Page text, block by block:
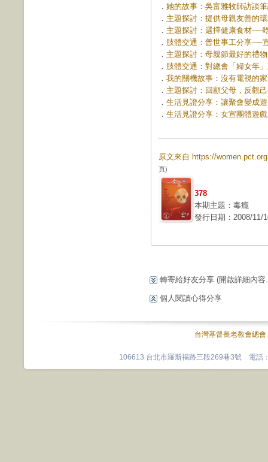
． 她的故事：吳富雅牧師訪談
． 主題探討：提供母親友善的
． 主題探討：選擇健康食材──
． 肢體交通：普世事工分享──
． 主題探討：母親節最好的禮
． 肢體交通：對總會「婦女年
． 我的關機故事：沒有電視的
． 主題探討：回顧父母，反觀
． 生活見證分享：讓聚會變成
． 生活見證分享：女宣團體遊
原文來自 https://
頁)
378
本期主題：毒癮
發行日期：2008/11/
轉寄給好友分享 (開啟詳細內容
個人閱讀心得分享
台灣基督長老教會總會
106613 台北市羅斯福路三段269巷3號 電